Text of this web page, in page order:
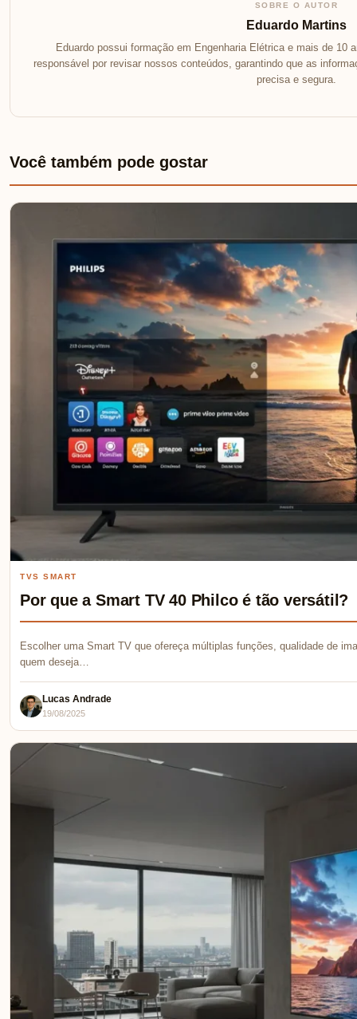
SOBRE O AUTOR
Eduardo Martins
Eduardo possui formação em Engenharia Elétrica e mais de 10
responsável por revisar nossos conteúdos, garantindo que as
precisa e segura.
Você também pode gostar
TVS SMART
Por que a Smart TV 40 Philco é tão versátil?
Escolher uma Smart TV que ofereça múltiplas funções, qualidade de
quem deseja…
Lucas Andrade
19/08/2025